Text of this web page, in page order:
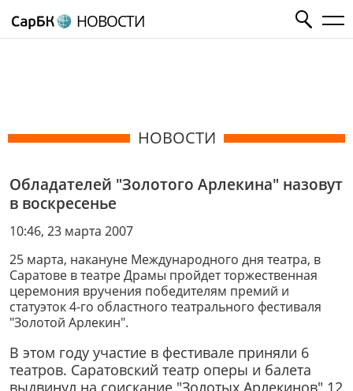
НОВОСТИ
НОВОСТИ
Обладателей "Золотого Арлекина" назовут
в воскресенье
10:46, 23 марта 2007
25 марта, накануне Международного дня театра, в
Саратове в театре Драмы пройдет торжественная
церемония вручения победителям премий и
статуэток 4-го областного театрального фестиваля
"Золотой Арлекин".
В этом году участие в фестивале приняли 6
театров. Саратовский театр оперы и балета